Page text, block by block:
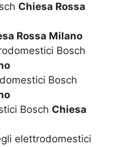
Chiesa Rossa
Rossa Milano
Bosch
Bosch
Bosch Chiesa
elettrodomestici